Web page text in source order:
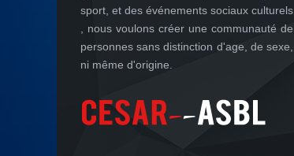
sport, et des événements sociaux culturels
, nous voulons créer une communauté de
personnes sans distinction d'age, de sexe,
ni même d'origine.